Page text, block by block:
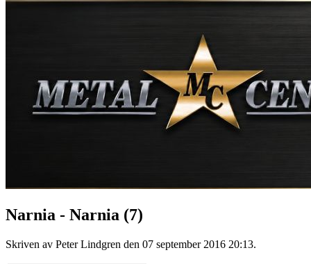
Narnia - Narnia (7)
Skriven av Peter Lindgren den 07 september 2016 20:13.